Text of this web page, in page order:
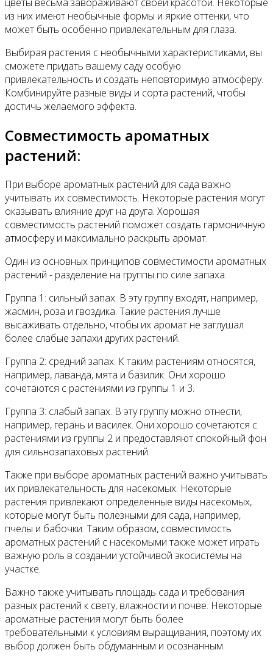
из них имеют необычные формы и яркие оттенки, что
может быть особенно привлекательным для глаза.
Выбирая растения с необычными характеристиками, вы
сможете придать вашему саду особую
привлекательность и создать неповторимую атмосферу.
Комбинируйте разные виды и сорта растений, чтобы
достичь желаемого эффекта.
Совместимость ароматных
растений:
При выборе ароматных растений для сада важно
учитывать их совместимость. Некоторые растения могут
оказывать влияние друг на друга. Хорошая
совместимость растений поможет создать гармоничную
атмосферу и максимально раскрыть аромат.
Один из основных принципов совместимости ароматных
растений - разделение на группы по силе запаха.
Группа 1: сильный запах. В эту группу входят, например,
жасмин, роза и гвоздика. Такие растения лучше
высаживать отдельно, чтобы их аромат не заглушал
более слабые запахи других растений.
Группа 2: средний запах. К таким растениям относятся,
например, лаванда, мята и базилик. Они хорошо
сочетаются с растениями из группы 1 и 3.
Группа 3: слабый запах. В эту группу можно отнести,
например, герань и василек. Они хорошо сочетаются с
растениями из группы 2 и предоставляют спокойный фон
для сильнозапаховых растений.
Также при выборе ароматных растений важно учитывать
их привлекательность для насекомых. Некоторые
растения привлекают определенные виды насекомых,
которые могут быть полезными для сада, например,
пчелы и бабочки. Таким образом, совместимость
ароматных растений с насекомыми также может играть
важную роль в создании устойчивой экосистемы на
участке.
Важно также учитывать площадь сада и требования
разных растений к свету, влажности и почве. Некоторые
ароматные растения могут быть более
требовательными к условиям выращивания, поэтому их
выбор должен быть обдуманным и осознанным.